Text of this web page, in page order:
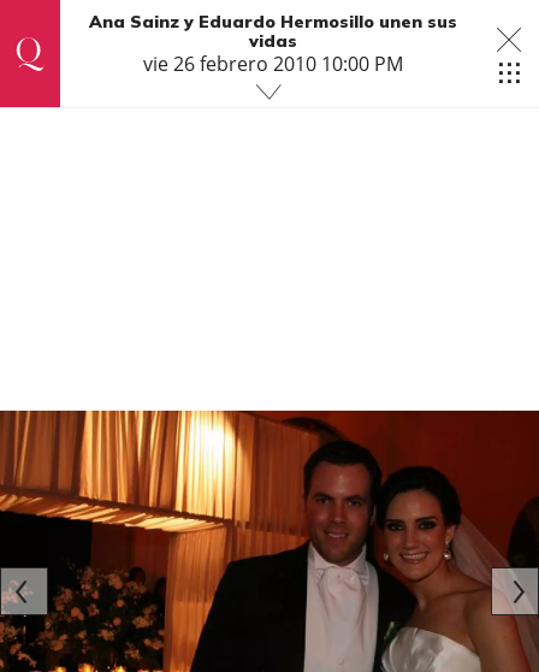
Ana Sainz y Eduardo Hermosillo unen sus
vidas
vie 26 febrero 2010 10:00 PM